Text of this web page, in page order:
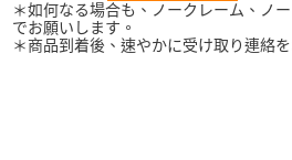
＊如何なる場合も、ノークレーム、ノ
でお願いします。
＊商品到着後、速やかに受け取り連絡